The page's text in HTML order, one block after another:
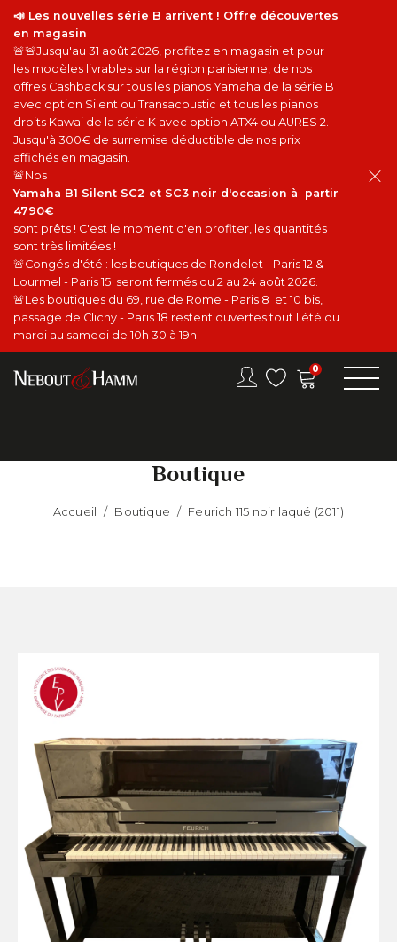
📣 Les nouvelles série B arrivent ! Offre découvertes
en magasin
🚨🚨Jusqu'au 31 août 2026, profitez en magasin et pour
les modèles livrables sur la région parisienne, de nos
offres Cashback sur tous les pianos Yamaha de la série B
avec option Silent ou Transacoustic et tous les pianos
droits Kawai de la série K avec option ATX4 ou AURES 2.
Jusqu'à 300€ de surremise déductible de nos prix
affichés en magasin.
🚨Nos
Yamaha B1 Silent SC2 et SC3 noir d'occasion à partir
4790€
sont prêts ! C'est le moment d'en profiter, les quantités
sont très limitées !
🚨Congés d'été : les boutiques de Rondelet - Paris 12 &
Lourmel - Paris 15 seront fermés du 2 au 24 août 2026.
🚨Les boutiques du 69, rue de Rome - Paris 8 et 10 bis,
passage de Clichy - Paris 18 restent ouvertes tout l'été du
mardi au samedi de 10h 30 à 19h.
0
Boutique
Accueil / Boutique / Feurich 115 noir laqué (2011)